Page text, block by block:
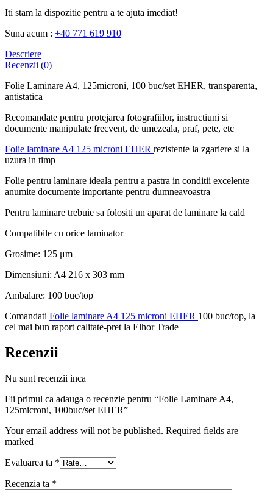
Iti stam la dispozitie pentru a te ajuta imediat!
Suna acum : +40 771 619 910
Descriere
Recenzii (0)
Folie Laminare A4, 125microni, 100 buc/set EHER, transparenta,
antistatica
Recomandate pentru protejarea fotografiilor, instructiuni si
documente manipulate frecvent, de umezeala, praf, pete, etc
Folie laminare A4 125 microni EHER rezistente la zgariere si la
uzura in timp
Folie pentru laminare ideala pentru a pastra in conditii excelente
anumite documente importante pentru dumneavoastra
Pentru laminare trebuie sa folositi un aparat de laminare la cald
Compatibile cu orice laminator
Grosime: 125 μm
Dimensiuni: A4 216 x 303 mm
Ambalare: 100 buc/top
Comandati Folie laminare A4 125 microni EHER 100 buc/top, la
cel mai bun raport calitate-pret la Elhor Trade
Recenzii
Nu sunt recenzii inca
Fii primul ca adauga o recenzie pentru “Folie Laminare A4,
125microni, 100buc/set EHER”
Your email address will not be published. Required fields are
marked
Evaluarea ta *
Recenzia ta *